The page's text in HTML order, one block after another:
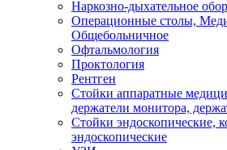
Наркозно-дыхательное
Операционные столы,
Общебольничное
Офтальмология
Проктология
Рентген
Стойки аппаратные
держатели монитора,
Стойки эндоскопические,
эндоскопические